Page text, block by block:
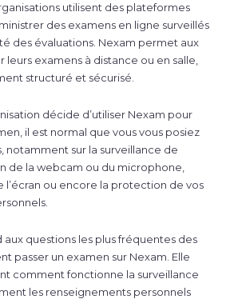
utilisent des plateformes
des examens en ligne surveillés
des évaluations. Nexam permet aux
leurs examens à distance ou en salle,
structuré et sécurisé.
décide d’utiliser Nexam pour
il est normal que vous vous posiez
notamment sur la surveillance de
de la webcam ou du microphone,
l’écran ou encore la protection de vos
questions les plus fréquentes des
passer un examen sur Nexam. Elle
comment fonctionne la surveillance
les renseignements personnels